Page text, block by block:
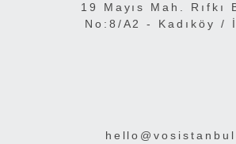
19 Mayıs Mah. Rıfkı
No:8/A2 - Kadıköy /